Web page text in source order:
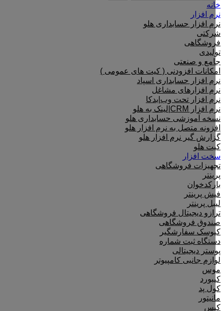
خانه
نرم افزار
نرم افزار حسابداری هلو
شرکتی
فروشگاهی
تولیدی
جامع و صنعتی
امکانات افزودنی ( کیت های عمومی )
نرم افزار حسابداری اسپاد
نرم افزارهای مشاغل
نرم افزار تحت وب|بدکا
نرم افزار CRM|لینک به هلو
نسخه آموزشی حسابداری هلو
افزونه متصل به نرم افزار هلو
گزارش گیر نرم افزار هلو
کیت هلو
سخت افزار
تجهیزات فروشگاهی
پرینتر
بارکدخوان
فیش پرینتر
لیبل پرینتر
ترازو دیجیتال فروشگاهی
صندوق فروشگاهی
کیوسک سفارشگیر
دستگاه ثبت شماره
پوستر دیجیتالی
لوازم جانبی کامپیوتر
موس
کیبورد
کول پد
مانیتور
کیس